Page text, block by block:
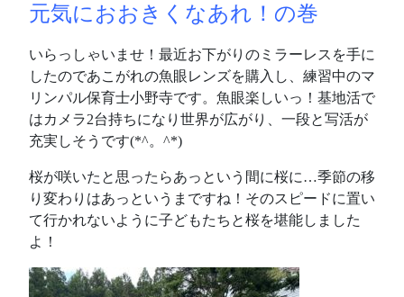
元気におおきくなあれ！の巻
いらっしゃいませ！最近お下がりのミラーレスを手に
したのであこがれの魚眼レンズを購入し、練習中のマ
リンパル保育士小野寺です。魚眼楽しいっ！基地活で
はカメラ2台持ちになり世界が広がり、一段と写活が
充実しそうです(*^。^*)
桜が咲いたと思ったらあっという間に桜に…季節の移
り変わりはあっというまですね！そのスピードに置い
て行かれないように子どもたちと桜を堪能しました
よ！